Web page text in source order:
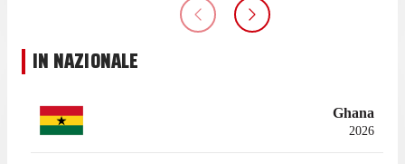
IN NAZIONALE
Ghana
2026